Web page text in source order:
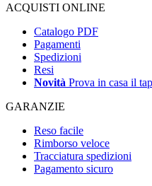
ACQUISTI ONLINE
Catalogo PDF
Pagamenti
Spedizioni
Resi
Novità Prova in casa il
GARANZIE
Reso facile
Rimborso veloce
Tracciatura spedizioni
Pagamento sicuro